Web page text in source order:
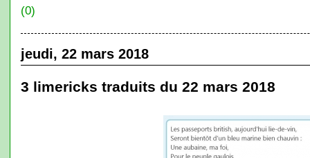
(0)
jeudi, 22 mars 2018
3 limericks traduits du 22 mars 2018